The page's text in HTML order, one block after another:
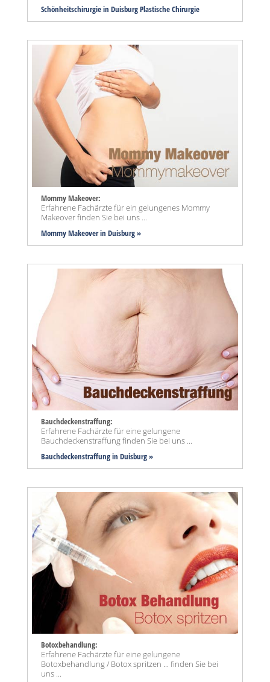
Schönheitschirurgie in Duisburg Plastische Chirurgie
Mommy Makeover:
Erfahrene Fachärzte für ein gelungenes Mommy
Makeover finden Sie bei uns ...
Mommy Makeoverin Duisburg »
Bauchdeckenstraffung:
Erfahrene Fachärzte für eine gelungene
Bauchdeckenstraffung finden Sie bei uns ...
Bauchdeckenstraffungin Duisburg »
Botoxbehandlung:
Erfahrene Fachärzte für eine gelungene
Botoxbehandlung / Botox spritzen ... finden Sie bei
uns ...